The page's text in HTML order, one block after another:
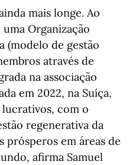
mais longe. Ao
Organização
(modelo de gestão
através de
na associação
em 2022, na Suíça,
lucrativos, com o
regenerativa da
prósperos em áreas de
afirma Samuel